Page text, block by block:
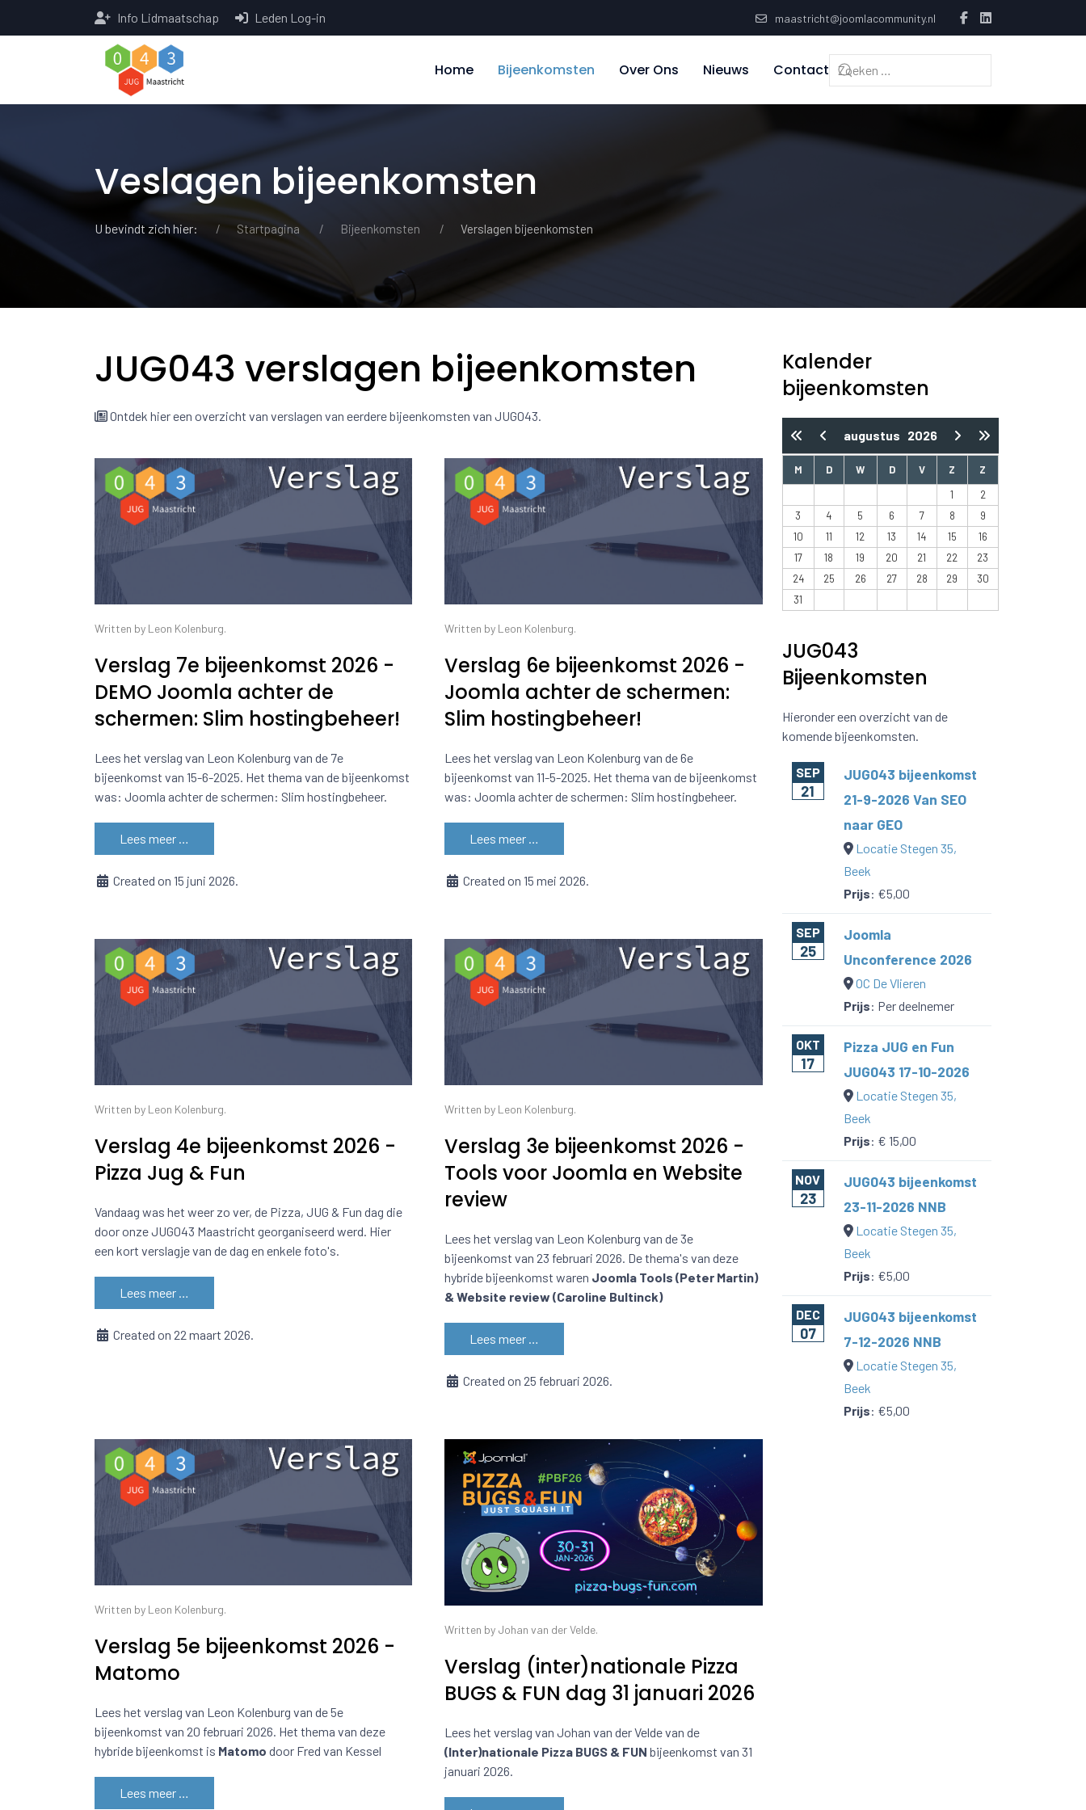
Info Lidmaatschap Leden Log-in maastricht@joomlacommunity.nl
Home Bijeenkomsten Over Ons Nieuws Contact
Veslagen bijeenkomsten
U bevindt zich hier: Startpagina Bijeenkomsten Verslagen bijeenkomsten
JUG043 verslagen bijeenkomsten
Ontdek hier een overzicht van verslagen van eerdere bijeenkomsten van JUG043.
Written by Leon Kolenburg.
Verslag 7e bijeenkomst 2026 -
DEMO Joomla achter de
schermen: Slim hostingbeheer!
Lees het verslag van Leon Kolenburg van de 7e
bijeenkomst van 15-6-2025. Het thema van de bijeenkomst
was: Joomla achter de schermen: Slim hostingbeheer.
Lees meer …
Created on 15 juni 2026.
Written by Leon Kolenburg.
Verslag 6e bijeenkomst 2026 -
Joomla achter de schermen:
Slim hostingbeheer!
Lees het verslag van Leon Kolenburg van de 6e
bijeenkomst van 11-5-2025. Het thema van de bijeenkomst
was: Joomla achter de schermen: Slim hostingbeheer.
Lees meer …
Created on 15 mei 2026.
Written by Leon Kolenburg.
Verslag 4e bijeenkomst 2026 -
Pizza Jug & Fun
Vandaag was het weer zo ver, de Pizza, JUG & Fun dag die
door onze JUG043 Maastricht georganiseerd werd. Hier
een kort verslagje van de dag en enkele foto's.
Lees meer …
Created on 22 maart 2026.
Written by Leon Kolenburg.
Verslag 3e bijeenkomst 2026 -
Tools voor Joomla en Website
review
Lees het verslag van Leon Kolenburg van de 3e
bijeenkomst van 23 februari 2026. De thema's van deze
hybride bijeenkomst waren Joomla Tools (Peter Martin)
& Website review (Caroline Bultinck)
Lees meer …
Created on 25 februari 2026.
Written by Leon Kolenburg.
Verslag 5e bijeenkomst 2026 -
Matomo
Lees het verslag van Leon Kolenburg van de 5e
bijeenkomst van 20 februari 2026. Het thema van deze
hybride bijeenkomst is Matomo door Fred van Kessel
Lees meer …
Written by Johan van der Velde.
Verslag (inter)nationale Pizza
BUGS & FUN dag 31 januari 2026
Lees het verslag van Johan van der Velde van de
(Inter)nationale Pizza BUGS & FUNbijeenkomst van 31
januari 2026.
Kalender
bijeenkomsten
augustus 2026
M D W D V Z
Z
1
2
3
4 5 6 7 8
9
10
11 12 13 14 15
16
17
18 19 20 21 22
23
24
25 26 27 28 29
30
31
JUG043
Bijeenkomsten
Hieronder een overzicht van de
komende bijeenkomsten.
SEP
21
JUG043 bijeenkomst
21-9-2026 Van SEO
naar GEO
Locatie Stegen 35,
Beek
Prijs: €5,00
SEP
25
Joomla
Unconference 2026
OC De Vlieren
Prijs: Per deelnemer
OKT
17
Pizza JUG en Fun
JUG043 17-10-2026
Locatie Stegen 35,
Beek
Prijs: € 15,00
NOV
23
JUG043 bijeenkomst
23-11-2026 NNB
Locatie Stegen 35,
Beek
Prijs: €5,00
DEC
07
JUG043 bijeenkomst
7-12-2026 NNB
Locatie Stegen 35,
Beek
Prijs: €5,00